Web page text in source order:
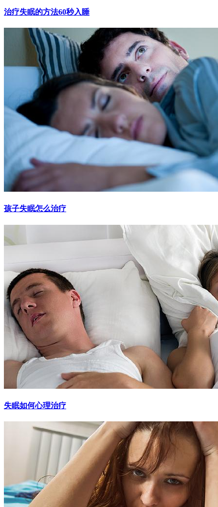
治疗失眠的方法60秒入睡
孩子失眠怎么治疗
失眠如何心理治疗